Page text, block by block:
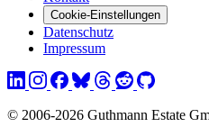
Cookie-Einstellungen
Datenschutz
Impressum
© 2006-2026 Guthmann Estate